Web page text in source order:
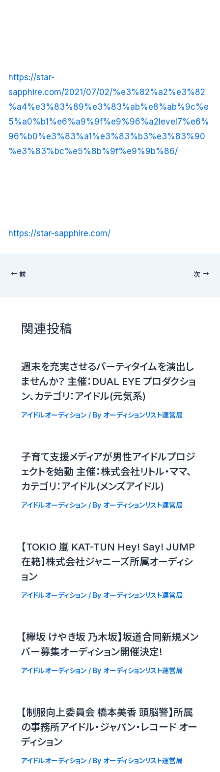
https://star-
sapphire.com/2021/07/02/%e3%82%a2%e3%82
%a4%e3%83%89%e3%83%ab%e8%ab%9c%e
5%a0%b1%e6%a9%9f%e9%96%a2level7%e6%
96%b0%e3%83%a1%e3%83%b3%e3%83%90
%e3%83%bc%e5%8b%9f%e9%9b%86/
https://star-sapphire.com/
前 次
関連投稿
週末を充実させるパーティタイムを演出し
ませんか？ 主催：DUAL EYE プロダクショ
ン、カテゴリ：アイドル(元気系)
アイドルオーディション/ By オーディションリスト運営局
子育て支援メディアが男性アイドルプロジ
ェクトを始動 主催：株式会社リトル・ママ、
カテゴリ：アイドル(メンズアイドル)
アイドルオーディション/ By オーディションリスト運営局
【TOKIO 嵐 KAT-TUN Hey! Say! JUMP
在籍】株式会社ジャニーズ所属オーディシ
ョン
アイドルオーディション/ By オーディションリスト運営局
【欅坂 けやき坂 乃木坂】坂道合同新規メン
バー募集オーディション開催決定!
アイドルオーディション/ By オーディションリスト運営局
【制服向上委員会 橋本美香 頭脳警】所属
の事務所アイドル・ジャパン・レコード オー
ディション
アイドルオーディション/ By オーディションリスト運営局